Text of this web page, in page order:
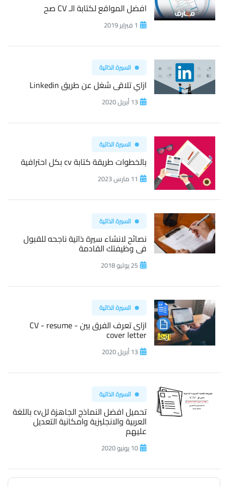
افضل المواقع لكتابة الـ CV صح
1 فبراير 2019
السيرة الذاتية
ازاي تلاقى شغل عن طريق Linkedin
13 أبريل 2020
السيرة الذاتية
بالخطوات طريقة كتابة cv بكل احترافية
11 مارس 2023
السيرة الذاتية
نصائح لانشاء سيرة ذاتية ناجحه للقبول
فى وظيفتك القادمة
25 يوليو 2018
السيرة الذاتية
ازاى تعرف الفرق بين CV - resume -
cover letter
13 أبريل 2020
السيرة الذاتية
تحميل افضل النماذج الجاهزة للcv باللغة
العربية والانجليزية وامكانية التعديل
عليهم
10 يونيو 2020